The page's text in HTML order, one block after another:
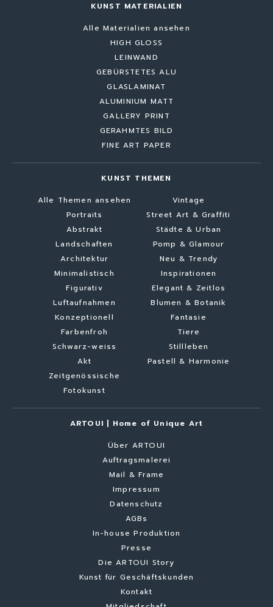
KUNST MATERIALIEN
Alle Materialien ansehen
HIGH GLOSS
LEINWAND
GEBÜRSTETES ALU
GLASLAMINAT
ALUMINIUM MATT
GALLERY PRINT
GERAHMTES BILD
FINE ART PAPER
KUNST THEMEN
Alle Themen ansehen
Portraits
Abstrakt
Landschaften
Architektur
Minimalistisch
Figurativ
Luftaufnahmen
Konzeptionell
Farbenfroh
Schwarz-weiss
Akt
Zeitgenössische
Fotokunst
Vintage
Street Art & Graffiti
Städte & Urban
Pomp & Glamour
Neu & Trendy
Inspirationen
Elegant & Zeitlos
Blumen & Botanik
Fantasie
Tiere
Stillleben
Pastell & Harmonie
ARTOUI | Home of Unique Art
Über ARTOUI
Auftragsmalerei
Mail & Frame
Impressum
Datenschutz
AGBs
In-house Produktion
Presse
Die ARTOUI Story
Kunst für Geschäftskunden
Kontakt